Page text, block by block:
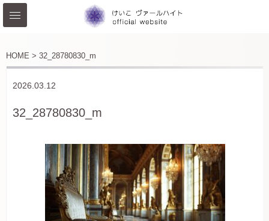
HOME > 32_28780830_m
2026.03.12
32_28780830_m